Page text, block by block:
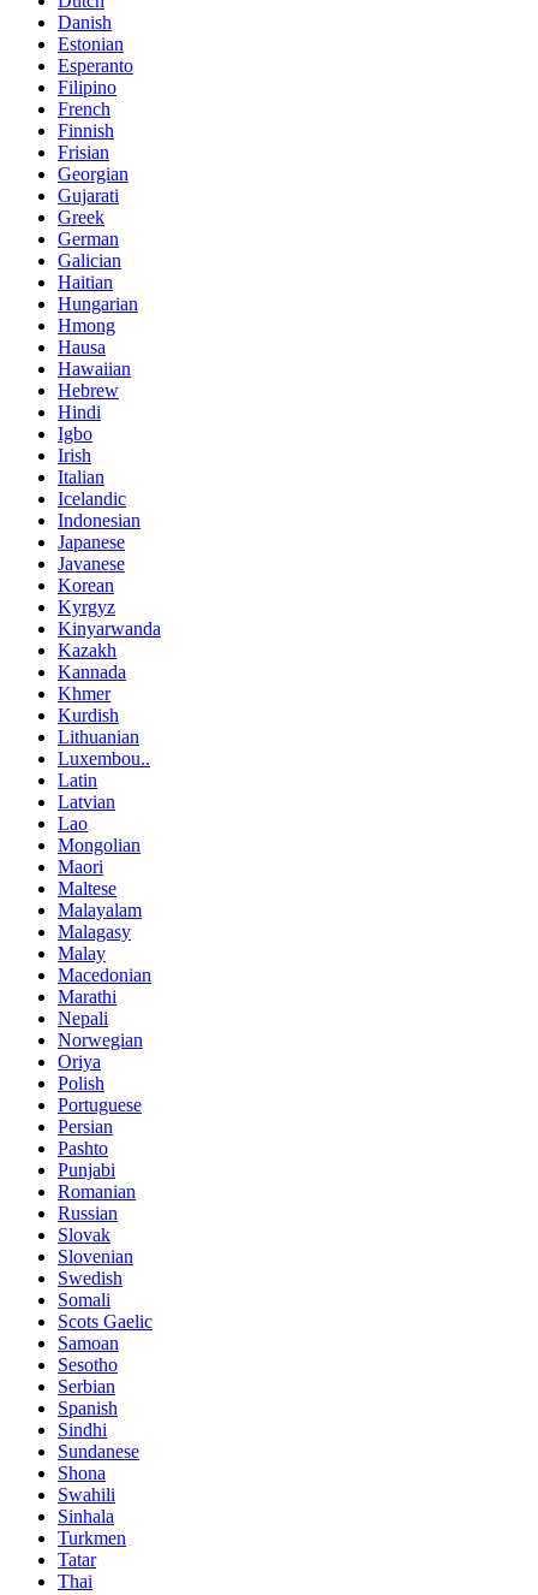
Danish
Estonian
Esperanto
Filipino
French
Finnish
Frisian
Georgian
Gujarati
Greek
German
Galician
Haitian
Hungarian
Hmong
Hausa
Hawaiian
Hebrew
Hindi
Igbo
Irish
Italian
Icelandic
Indonesian
Japanese
Javanese
Korean
Kyrgyz
Kinyarwanda
Kazakh
Kannada
Khmer
Kurdish
Lithuanian
Luxembou..
Latin
Latvian
Lao
Mongolian
Maori
Maltese
Malayalam
Malagasy
Malay
Macedonian
Marathi
Nepali
Norwegian
Oriya
Polish
Portuguese
Persian
Pashto
Punjabi
Romanian
Russian
Slovak
Slovenian
Swedish
Somali
Scots Gaelic
Samoan
Sesotho
Serbian
Spanish
Sindhi
Sundanese
Shona
Swahili
Sinhala
Turkmen
Tatar
Thai